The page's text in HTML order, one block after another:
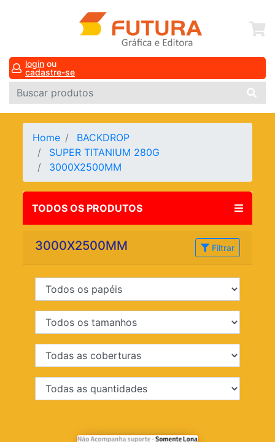
login ou
cadastre-se
Home
BACKDROP
SUPER TITANIUM 280G
3000X2500MM
TODOS OS PRODUTOS
3000X2500MM Filtrar